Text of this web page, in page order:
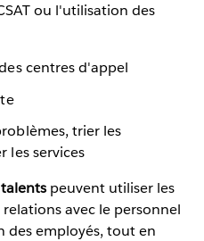
ou l'utilisation des
centres d'appel
trier les
les services
peuvent utiliser les
avec le personnel
des employés, tout en